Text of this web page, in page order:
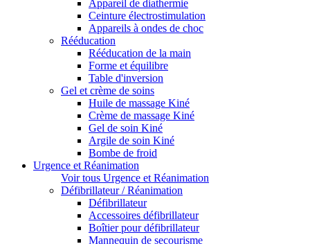
Appareil de diathermie
Ceinture électrostimulation
Appareils à ondes de choc
Rééducation
Rééducation de la main
Forme et équilibre
Table d'inversion
Gel et crème de soins
Huile de massage Kiné
Crème de massage Kiné
Gel de soin Kiné
Argile de soin Kiné
Bombe de froid
Urgence et Réanimation
Voir tous Urgence et Réanimation
Défibrillateur / Réanimation
Défibrillateur
Accessoires défibrillateur
Boîtier pour défibrillateur
Mannequin de secourisme